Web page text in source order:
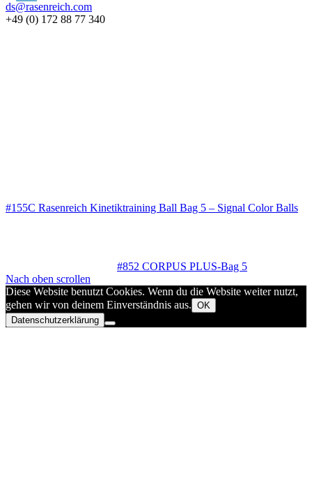
ds@rasenreich.com
+49 (0) 172 88 77 340
#155C Rasenreich Kinetiktraining Ball Bag 5 – Signal Color Balls
#852 CORPUS PLUS-Bag 5
Nach oben scrollen
Diese Website benutzt Cookies. Wenn du die Website weiter nutzt,
gehen wir von deinem Einverständnis aus. OK
Datenschutzerklärung